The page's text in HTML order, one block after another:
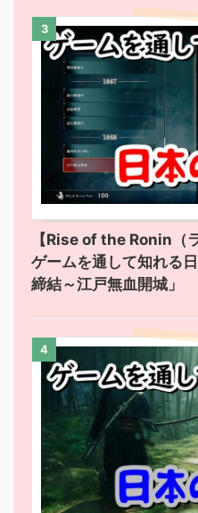
3
【Rise of the Ronin（
ゲームを通して知れる
締結～江戸無血開城」
4